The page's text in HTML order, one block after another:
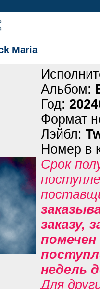
Maria
Альбом:
Год:
Формат
Лэйбл:
Номер в
Срок
заказу,
помечен
недель
Для